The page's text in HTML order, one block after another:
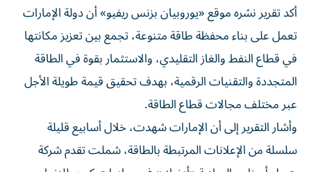
أكد تقرير نشره موقع «يوروبيان بزنس ريفيو» أن دولة الإمارات
تعمل على بناء محفظة طاقة متنوعة، تجمع بين تعزيز مكانتها
في قطاع النفط والغاز التقليدي، والاستثمار بقوة في الطاقة
المتجددة والتقنيات الرقمية، بهدف تحقيق قيمة طويلة الأجل
عبر مختلف مجالات قطاع الطاقة.
وأشار التقرير إلى أن الإمارات شهدت، خلال أسابيع قليلة
سلسلة من الإعلانات المرتبطة بالطاقة، شملت تقدم شركة